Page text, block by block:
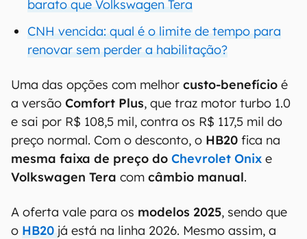
barato que Volkswagen Tera
CNH vencida: qual é o limite de tempo para
renovar sem perder a habilitação?
Uma das opções com melhor custo-benefício é
a versão Comfort Plus, que traz motor turbo 1.0
e sai por R$ 108,5 mil, contra os R$ 117,5 mil do
preço normal. Com o desconto, o HB20 fica na
mesma faixa de preço do Chevrolet Onix e
Volkswagen Tera com câmbio manual.
A oferta vale para os modelos 2025, sendo que
o HB20 já está na linha 2026. Mesmo assim, a